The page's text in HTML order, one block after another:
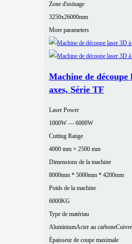
Zone d'usinage
3250x26000mm
More parameters
Machine de découpe
axes, Série TF
Laser Power
1000W — 6000W
Cutting Range
4000 mm × 2500 mm
Dimensions de la machine
8000mm * 5000mm * 4200mm
Poids de la machine
6000KG
Type de matériau
AluminiumAcier au carboneCuivre
Épaisseur de coupe maximale